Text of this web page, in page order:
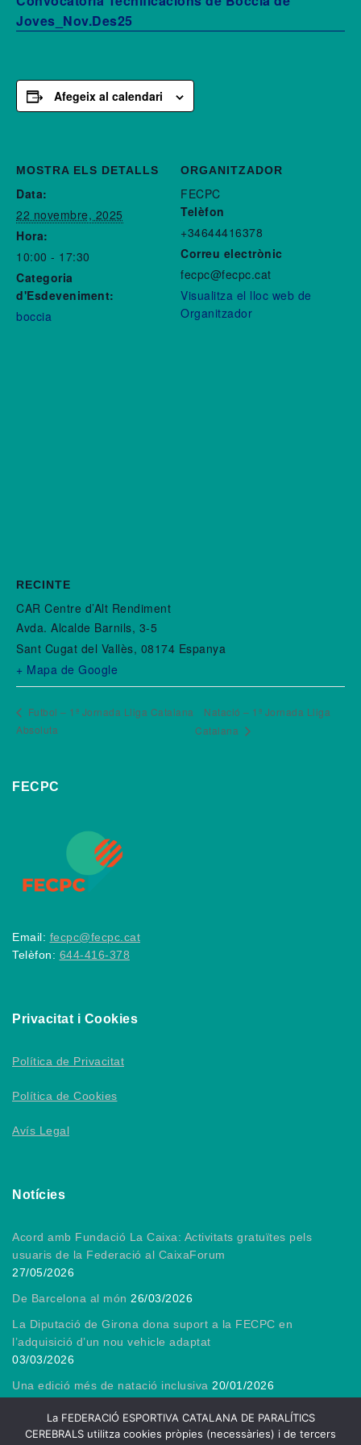
Joves_Nov.Des25
Afegeix al calendari
MOSTRA ELS DETALLS
Data:
22 novembre, 2025
Hora:
10:00 - 17:30
Categoria
d'Esdeveniment:
boccia
ORGANITZADOR
FECPC
Telèfon
+34644416378
Correu electrònic
fecpc@fecpc.cat
Visualitza el lloc web de
Organitzador
RECINTE
CAR Centre d’Alt Rendiment
Avda. Alcalde Barnils, 3-5
Sant Cugat del Vallès, 08174 Espanya
+ Mapa de Google
Futbol – 1ª Jornada Lliga Catalana
Absoluta
Natació – 1ª Jornada Lliga
Catalana
FECPC
Email: fecpc@fecpc.cat
Telèfon: 644-416-378
Privacitat i Cookies
Política de Privacitat
Política de Cookies
Avís Legal
Notícies
Acord amb Fundació La Caixa: Activitats gratuïtes pels
usuaris de la Federació al CaixaForum
27/05/2026
De Barcelona al món 26/03/2026
La Diputació de Girona dona suport a la FECPC en
l’adquisició d’un nou vehicle adaptat
03/03/2026
Una edició més de natació inclusiva 20/01/2026
Gràcies, President! 13/01/2026
La FEDERACIÓ ESPORTIVA CATALANA DE PARALÍTICS
CEREBRALS utilitza cookies pròpies (necessàries) i de tercers